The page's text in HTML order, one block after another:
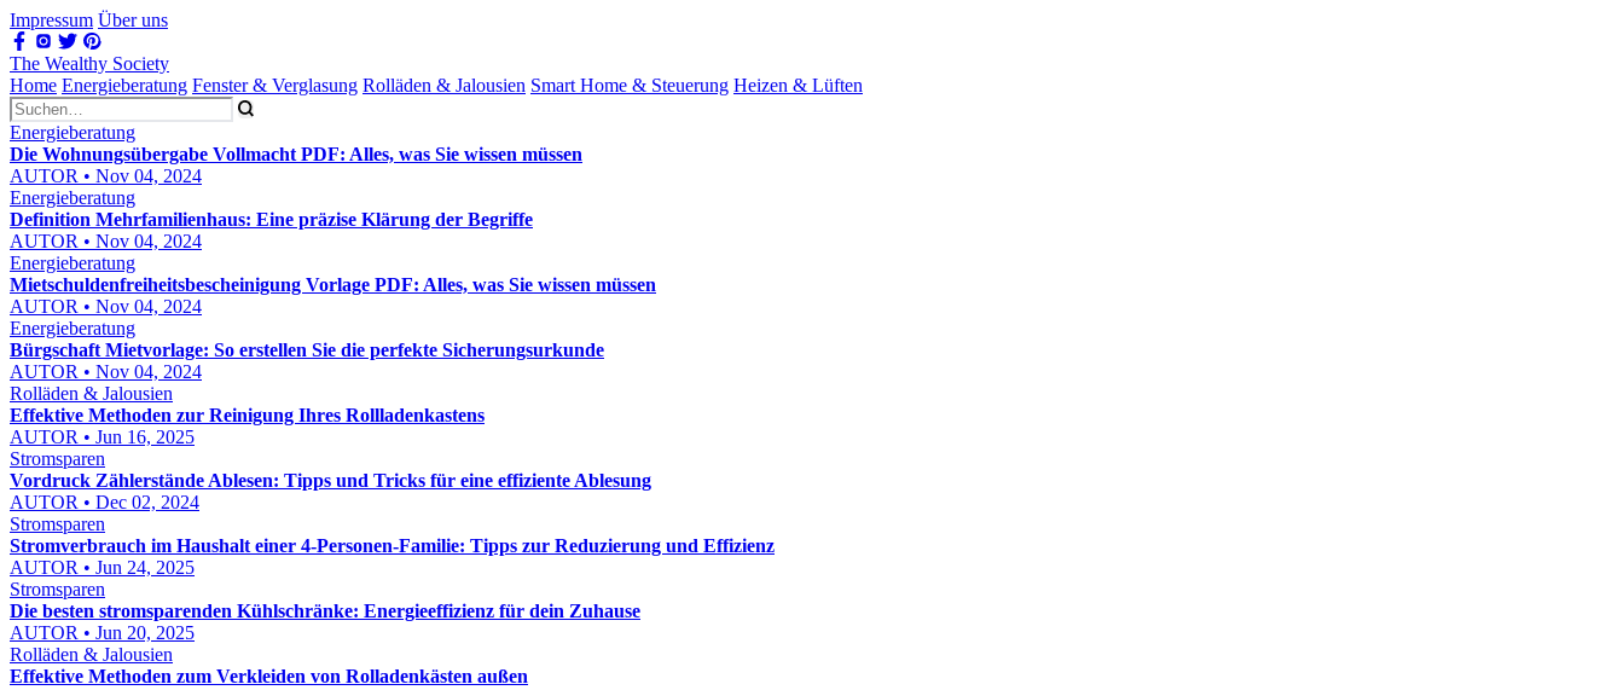
Impressum Über uns
The Wealthy Society
Home Energieberatung Fenster & Verglasung Rolläden & Jalousien Smart Home & Steuerung Heizen & Lüften
Energieberatung
Die Wohnungsübergabe Vollmacht PDF: Alles, was Sie wissen müssen
AUTOR • Nov 04, 2024
Energieberatung
Definition Mehrfamilienhaus: Eine präzise Klärung der Begriffe
AUTOR • Nov 04, 2024
Energieberatung
Mietschuldenfreiheitsbescheinigung Vorlage PDF: Alles, was Sie wissen müssen
AUTOR • Nov 04, 2024
Energieberatung
Bürgschaft Mietvorlage: So erstellen Sie die perfekte Sicherungsurkunde
AUTOR • Nov 04, 2024
Rolläden & Jalousien
Effektive Methoden zur Reinigung Ihres Rollladenkastens
AUTOR • Jun 16, 2025
Stromsparen
Vordruck Zählerstände Ablesen: Tipps und Tricks für eine effiziente Ablesung
AUTOR • Dec 02, 2024
Stromsparen
Stromverbrauch im Haushalt einer 4-Personen-Familie: Tipps zur Reduzierung und Effizienz
AUTOR • Jun 24, 2025
Stromsparen
Die besten stromsparenden Kühlschränke: Energieeffizienz für dein Zuhause
AUTOR • Jun 20, 2025
Rolläden & Jalousien
Effektive Methoden zum Verkleiden von Rolladenkästen außen